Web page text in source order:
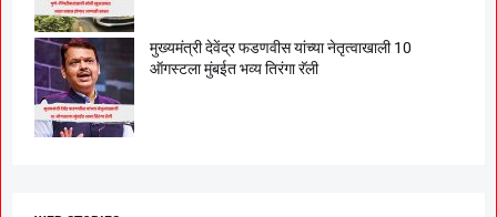
मुख्यमंत्री देवेंद्र फडणवीस यांच्या नेतृत्वाखाली 10
ऑगस्टला मुंबईत भव्य तिरंगा रॅली